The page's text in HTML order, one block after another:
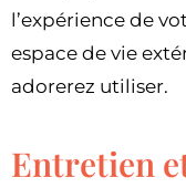
l’expérience de
espace de vie
adorerez utiliser.
Entretien